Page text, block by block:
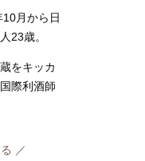
月から日
23歳。
をキッカ
際利酒師